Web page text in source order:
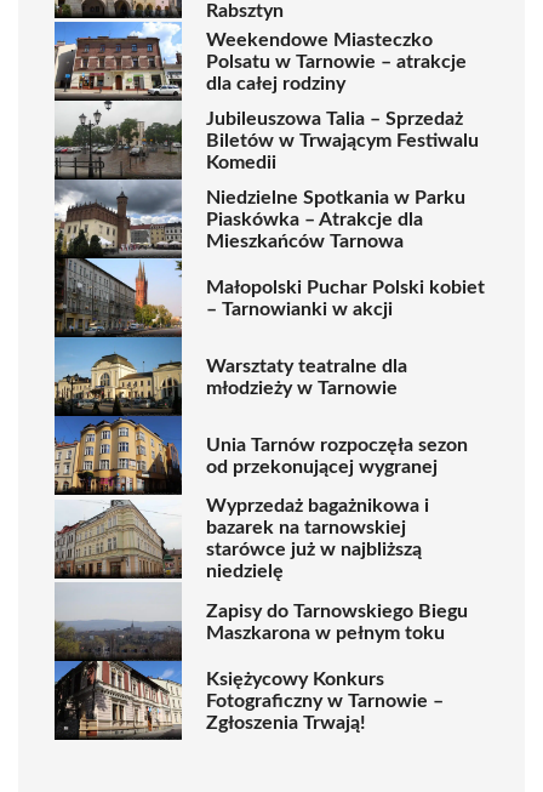
Rabsztyn
Weekendowe Miasteczko
Polsatu w Tarnowie – atrakcje
dla całej rodziny
Jubileuszowa Talia – Sprzedaż
Biletów w Trwającym Festiwalu
Komedii
Niedzielne Spotkania w Parku
Piaskówka – Atrakcje dla
Mieszkańców Tarnowa
Małopolski Puchar Polski kobiet
– Tarnowianki w akcji
Warsztaty teatralne dla
młodzieży w Tarnowie
Unia Tarnów rozpoczęła sezon
od przekonującej wygranej
Wyprzedaż bagażnikowa i
bazarek na tarnowskiej
starówce już w najbliższą
niedzielę
Zapisy do Tarnowskiego Biegu
Maszkarona w pełnym toku
Księżycowy Konkurs
Fotograficzny w Tarnowie –
Zgłoszenia Trwają!